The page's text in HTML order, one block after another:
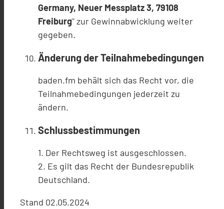
Germany, Neuer Messplatz 3, 79108
Freiburg" zur Gewinnabwicklung weiter
gegeben.
Änderung der Teilnahmebedingungen
baden.fm behält sich das Recht vor, die
Teilnahmebedingungen jederzeit zu
ändern.
Schlussbestimmungen
1. Der Rechtsweg ist ausgeschlossen.
2. Es gilt das Recht der Bundesrepublik
Deutschland.
Stand 02.05.2024